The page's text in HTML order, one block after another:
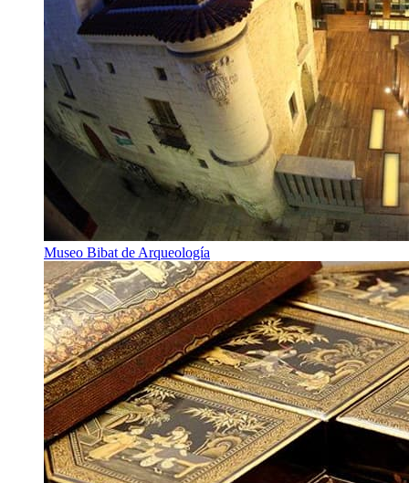
Museo Bibat de Arqueología